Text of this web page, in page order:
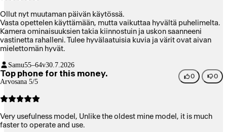
Ollut nyt muutaman päivän käytössä.
Vasta opettelen käyttämään, mutta vaikuttaa hyvältä puhelimelta.
Kamera ominaisuuksien takia kiinnostuin ja uskon saanneeni
vastinetta rahalleni. Tulee hyvälaatuisia kuvia ja värit ovat aivan
mielettomän hyvät.
Samu55–64v30.7.2026
Top phone for this money.
Arvosana 5/5
0 0
Very usefulness model, Unlike the oldest mine model, it is much
faster to operate and use.